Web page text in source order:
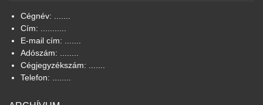
Cégnév: .......
Cím: ...........
E-mail cím: .......
Adószám: ........
Cégjegyzékszám: .......
Telefon: ........